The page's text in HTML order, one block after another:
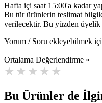
Hafta içi saat 15:00'a kadar
Bu tür ürünlerin teslimat
verilecektir. Bu yüzden
Yorum / Soru ekleyebilmek
Ortalama Değerlendirme »
Bu Ürünler de